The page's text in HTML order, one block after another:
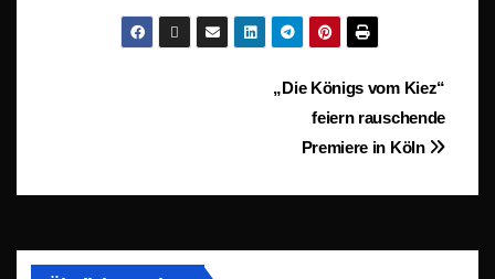
Beitragsnavigation„Die Königs vom Kiez“
feiern rauschende
Premiere in Köln